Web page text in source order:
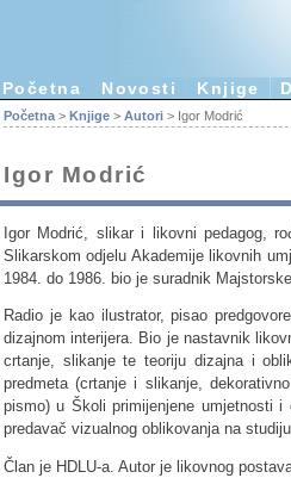
Početna Novosti Knjige
Početna > Knjige > Autori > Igor Modrić
Igor Modrić
Igor Modrić, slikar i likovni pedagog,
Slikarskom odjelu Akademije likovnih
1984. do 1986. bio je suradnik
Radio je kao ilustrator, pisao
dizajnom interijera. Bio je nastavnik
crtanje, slikanje te teoriju dizajna i
predmeta (crtanje i slikanje,
pismo) u Školi primijenjene umjetnosti i
predavač vizualnog oblikovanja na
Član je HDLU-a. Autor je likovnog